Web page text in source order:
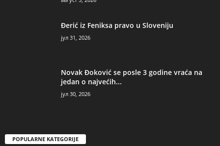
Đerić iz Feniksa pravo u Sloveniju
јул 31, 2026
Novak Đoković se posle 3 godine vraća na
jedan o najvećih...
јул 30, 2026
POPULARNE KATEGORIJE